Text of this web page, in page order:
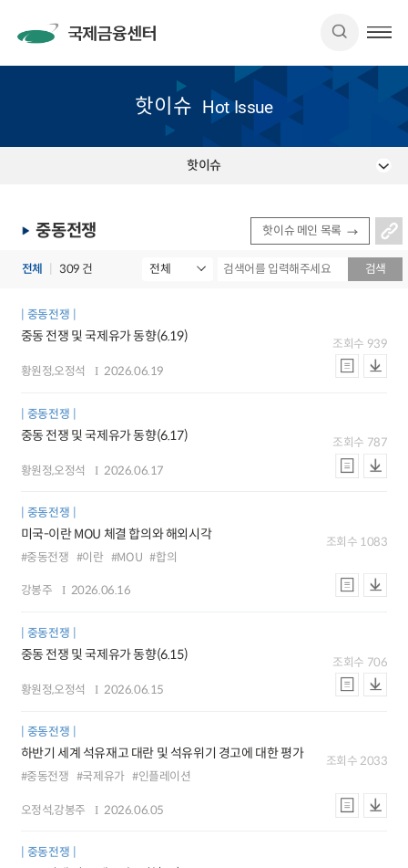
핫이슈 Hot Issue
핫이슈
중동전쟁 핫이슈 메인 목록
전체 309 건 검색
중동전쟁
중동 전쟁 및 국제유가 동향(6.19) 조회수 939
황원정,오정석
2026.06.19
중동전쟁
중동 전쟁 및 국제유가 동향(6.17) 조회수 787
황원정,오정석
2026.06.17
중동전쟁
미국-이란 MOU 체결 합의와 해외시각 조회수 1083
#중동전쟁 #이란 #MOU #합의
강봉주 2026.06.16
중동전쟁
중동 전쟁 및 국제유가 동향(6.15) 조회수 706
황원정,오정석
2026.06.15
중동전쟁
하반기 세계 석유재고 대란 및 석유위기 경고에 대한 평가 조회수 2033
#중동전쟁 #국제유가 #인플레이션
오정석,강봉주 2026.06.05
중동전쟁